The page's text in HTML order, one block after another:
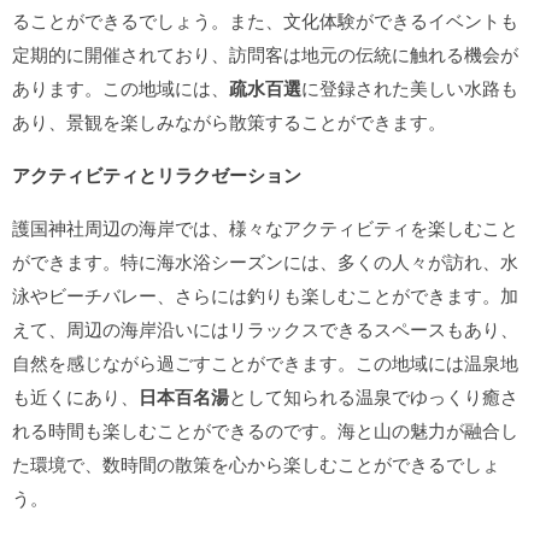
ることができるでしょう。また、文化体験ができるイベントも
定期的に開催されており、訪問客は地元の伝統に触れる機会が
あります。この地域には、 疏水百選に登録された美しい水路も
あり、景観を楽しみながら散策することができます。
アクティビティとリラクゼーション
護国神社周辺の海岸では、様々なアクティビティを楽しむこと
ができます。特に海水浴シーズンには、多くの人々が訪れ、水
泳やビーチバレー、さらには釣りも楽しむことができます。加
えて、周辺の海岸沿いにはリラックスできるスペースもあり、
自然を感じながら過ごすことができます。この地域には温泉地
も近くにあり、 日本百名湯として知られる温泉でゆっくり癒さ
れる時間も楽しむことができるのです。海と山の魅力が融合し
た環境で、数時間の散策を心から楽しむことができるでしょ
う。